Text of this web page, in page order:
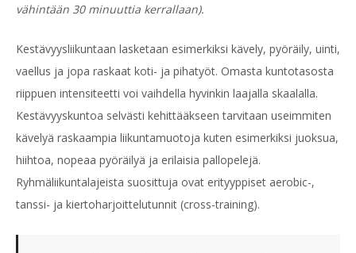
vähintään 30 minuuttia kerrallaan).
Kestävyysliikuntaan lasketaan esimerkiksi kävely, pyöräily, uinti,
vaellus ja jopa raskaat koti- ja pihatyöt. Omasta kuntotasosta
riippuen intensiteetti voi vaihdella hyvinkin laajalla skaalalla.
Kestävyyskuntoa selvästi kehittääkseen tarvitaan useimmiten
kävelyä raskaampia liikuntamuotoja kuten esimerkiksi juoksua,
hiihtoa, nopeaa pyöräilyä ja erilaisia pallopelejä.
Ryhmäliikuntalajeista suosittuja ovat erityyppiset aerobic-,
tanssi- ja kiertoharjoittelutunnit (cross-training).